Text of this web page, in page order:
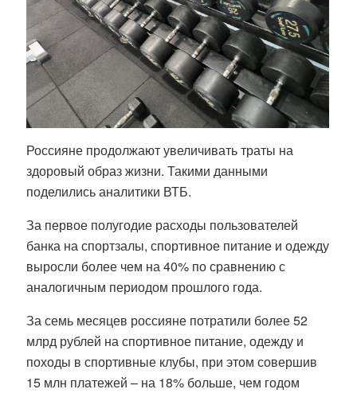
Россияне продолжают увеличивать траты на
здоровый образ жизни. Такими данными
поделились аналитики ВТБ.
За первое полугодие расходы пользователей
банка на спортзалы, спортивное питание и одежду
выросли более чем на 40% по сравнению с
аналогичным периодом прошлого года.
За семь месяцев россияне потратили более 52
млрд рублей на спортивное питание, одежду и
походы в спортивные клубы, при этом совершив
15 млн платежей – на 18% больше, чем годом